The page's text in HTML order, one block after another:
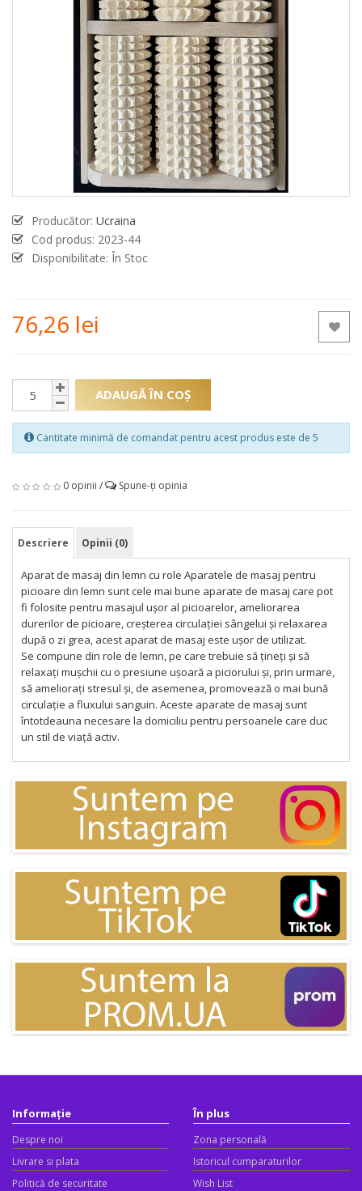
Producător: Ucraina
Cod produs: 2023-44
Disponibilitate: În Stoc
76,26 lei
ADAUGĂ ÎN COŞ
Cantitate minimă de comandat pentru acest produs este de 5
0 opinii / Spune-ţi opinia
Descriere Opinii (0)
Aparat de masaj din lemn cu role Aparatele de masaj pentru
picioare din lemn sunt cele mai bune aparate de masaj care pot
fi folosite pentru masajul ușor al picioarelor, ameliorarea
durerilor de picioare, creșterea circulației sângelui și relaxarea
după o zi grea, acest aparat de masaj este ușor de utilizat.
Se compune din role de lemn, pe care trebuie să țineți și să
relaxați mușchii cu o presiune ușoară a piciorului și, prin urmare,
să ameliorați stresul și, de asemenea, promovează o mai bună
circulație a fluxului sanguin. Aceste aparate de masaj sunt
întotdeauna necesare la domiciliu pentru persoanele care duc
un stil de viață activ.
Informație
Despre noi
Livrare si plata
Politică de securitate
În plus
Zona personală
Istoricul cumparaturilor
Wish List